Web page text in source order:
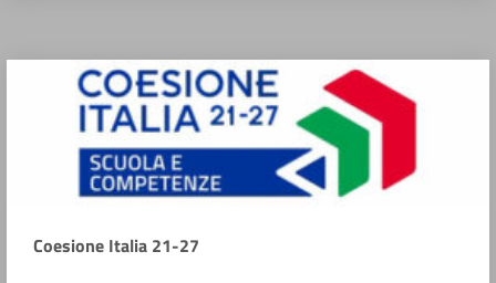
Coesione Italia 21-27